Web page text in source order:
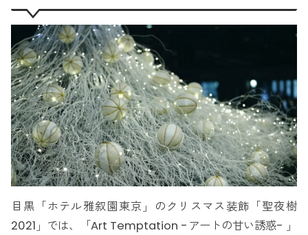
目黒「ホテル雅叙園東京」のクリスマス装飾「聖夜樹
2021」では、「Art Temptation -アートの甘い誘惑- 」